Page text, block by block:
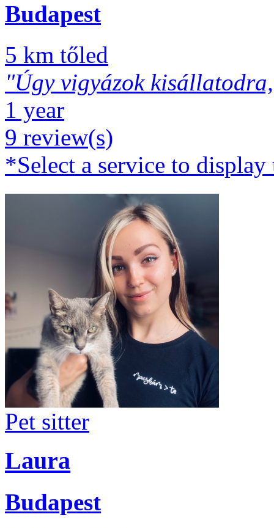
Budapest
5 km tőled
"Úgy vigyázok
1 year
9 review(s)
*Select a service to
Pet sitter
Laura
Budapest